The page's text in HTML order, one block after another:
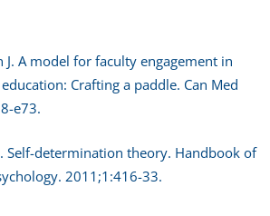
J. A model for faculty engagement in
Crafting a paddle. Can Med
e73.
Self-determination theory. Handbook of
2011;1:416-33.